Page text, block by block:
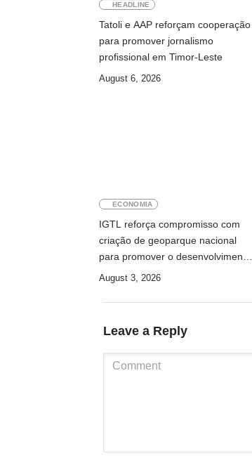
HEADLINE
Tatoli e AAP reforçam cooperação
para promover jornalismo
profissional em Timor-Leste
August 6, 2026
ECONOMIA
IGTL reforça compromisso com
criação de geoparque nacional
para promover o desenvolvimento
sustentável
August 3, 2026
Leave a Reply